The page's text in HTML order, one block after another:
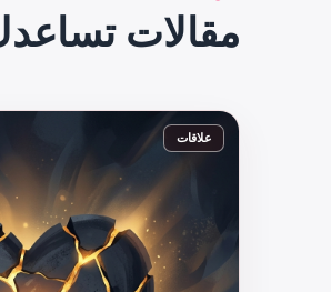
مقالات
علاقات